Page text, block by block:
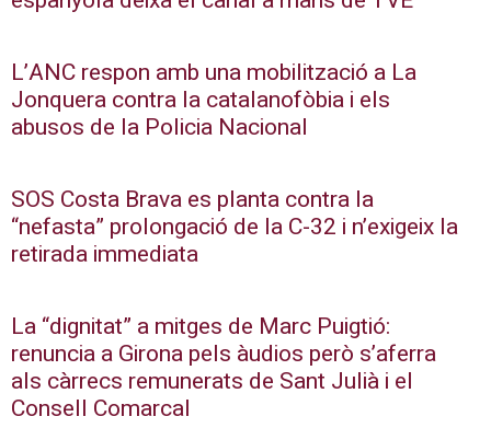
L’ANC respon amb una mobilització a La
Jonquera contra la catalanofòbia i els
abusos de la Policia Nacional
SOS Costa Brava es planta contra la
“nefasta” prolongació de la C-32 i n’exigeix la
retirada immediata
La “dignitat” a mitges de Marc Puigtió:
renuncia a Girona pels àudios però s’aferra
als càrrecs remunerats de Sant Julià i el
Consell Comarcal